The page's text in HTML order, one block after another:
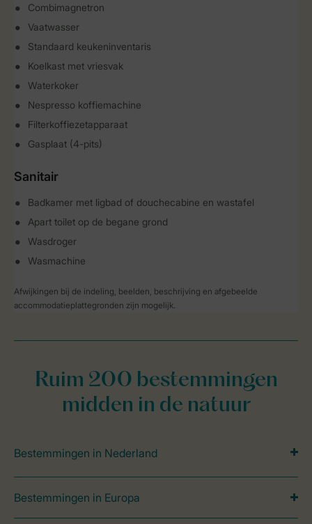
Combimagnetron
Vaatwasser
Standaard keukeninventaris
Koelkast met vriesvak
Waterkoker
Nespresso koffiemachine
Filterkoffiezetapparaat
Gasplaat (4-pits)
Sanitair
Badkamer met ligbad of douchecabine en wastafel
Apart toilet op de begane grond
Wasdroger
Wasmachine
Afwijkingen bij de indeling, beelden, beschrijving en afgebeelde
accommodatieplattegronden zijn mogelijk.
Ruim 200 bestemmingen
midden in de natuur
Bestemmingen in Nederland
Bestemmingen in Europa